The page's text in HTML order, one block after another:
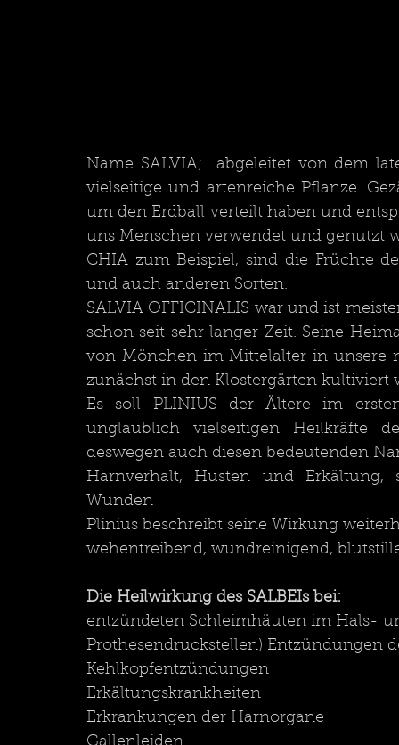
Name SALVIA;  abgeleitet von dem
vielseitige und artenreiche Pflanze.
um den Erdball verteilt haben und
uns Menschen verwendet und genutzt
CHIA zum Beispiel, sind die Früchte
und auch anderen Sorten.
SALVIA OFFICINALIS war und ist
schon seit sehr langer Zeit. Seine
von Mönchen im Mittelalter in unsere
zunächst in den Klostergärten kultiviert
Es soll PLINIUS der Ältere im
unglaublich vielseitigen Heilkräfte
deswegen auch diesen bedeutenden
Harnverhalt, Husten und
Wunden
Plinius beschreibt seine Wirkung
wehentreibend, wundreinigend,
Die Heilwirkung des SALBEIs bei:
entzündeten Schleimhäuten im Hals-
Prothesendruckstellen) Entzündungen
Kehlkopfentzündungen
Erkältungskrankheiten
Erkrankungen der Harnorgane